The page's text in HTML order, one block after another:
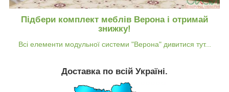
Підбери комплект меблів Верона і отримай
знижку!
Всі елементи модульної системи "Верона" дивитися тут...
Доставка по всій Україні.